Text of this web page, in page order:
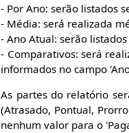
- Por Ano: serão listados
- Média: será realizada
- Ano Atual: serão
- Comparativos: será
informados no campo
As partes do relatório
(Atrasado, Pontual,
nenhum valor para o